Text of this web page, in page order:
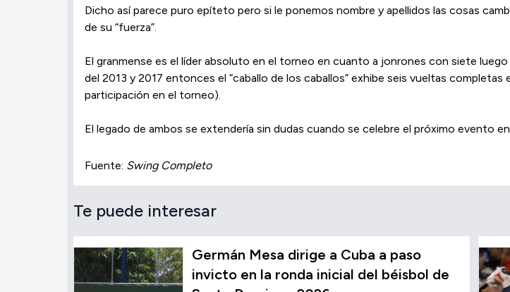
Dicho así parece puro epíteto pero si le ponemos nombre y apellidos las cosas
de su “fuerza”.
El granmense es el líder absoluto en el torneo en cuanto a jonrones con siete
del 2013 y 2017 entonces el “caballo de los caballos” exhibe seis vueltas
participación en el torneo).
El legado de ambos se extendería sin dudas cuando se celebre el próximo evento
Fuente: Swing Completo
Te puede interesar
Germán Mesa dirige a Cuba a paso
invicto en la ronda inicial del béisbol de